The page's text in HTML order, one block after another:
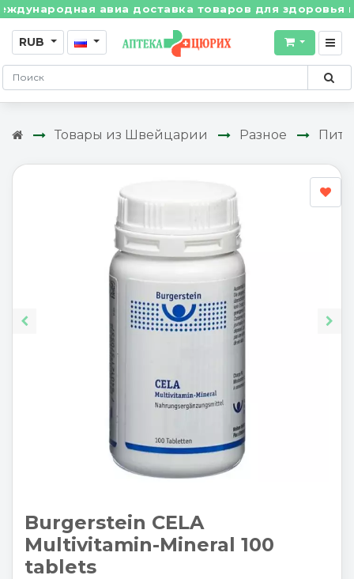
авиа доставка товаров для здоровья из
RUB
Товары из Швейцарии Разное
Burgerstein CELA
Multivitamin-Mineral 100
tablets